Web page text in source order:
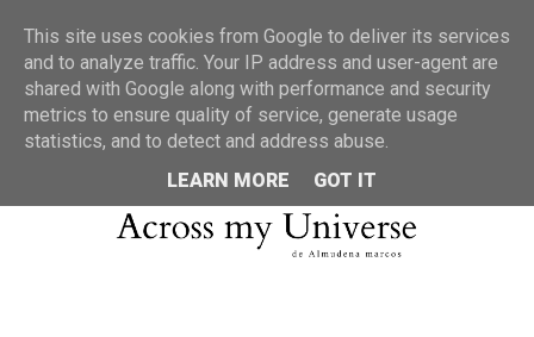
MENU
This site uses cookies from Google to deliver its services
and to analyze traffic. Your IP address and user-agent are
shared with Google along with performance and security
metrics to ensure quality of service, generate usage
statistics, and to detect and address abuse.
LEARN MORE
GOT IT